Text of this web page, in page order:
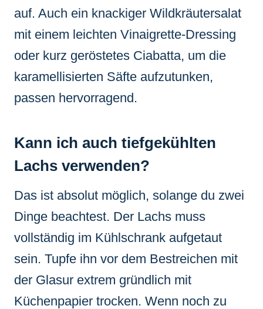
auf. Auch ein knackiger Wildkräutersalat
mit einem leichten Vinaigrette-Dressing
oder kurz geröstetes Ciabatta, um die
karamellisierten Säfte aufzutunken,
passen hervorragend.
Kann ich auch tiefgekühlten
Lachs verwenden?
Das ist absolut möglich, solange du zwei
Dinge beachtest. Der Lachs muss
vollständig im Kühlschrank aufgetaut
sein. Tupfe ihn vor dem Bestreichen mit
der Glasur extrem gründlich mit
Küchenpapier trocken. Wenn noch zu